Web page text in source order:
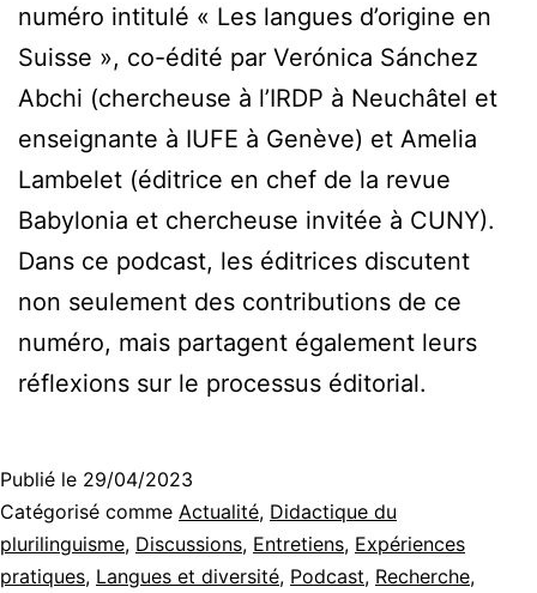
numéro intitulé « Les langues d’origine en
Suisse », co-édité par Verónica Sánchez
Abchi (chercheuse à l’IRDP à Neuchâtel et
enseignante à IUFE à Genève) et Amelia
Lambelet (éditrice en chef de la revue
Babylonia et chercheuse invitée à CUNY).
Dans ce podcast, les éditrices discutent
non seulement des contributions de ce
numéro, mais partagent également leurs
réflexions sur le processus éditorial.
Publié le 29/04/2023
Catégorisé comme Actualité, Didactique du
plurilinguisme, Discussions, Entretiens, Expériences
pratiques, Langues et diversité, Podcast, Recherche,